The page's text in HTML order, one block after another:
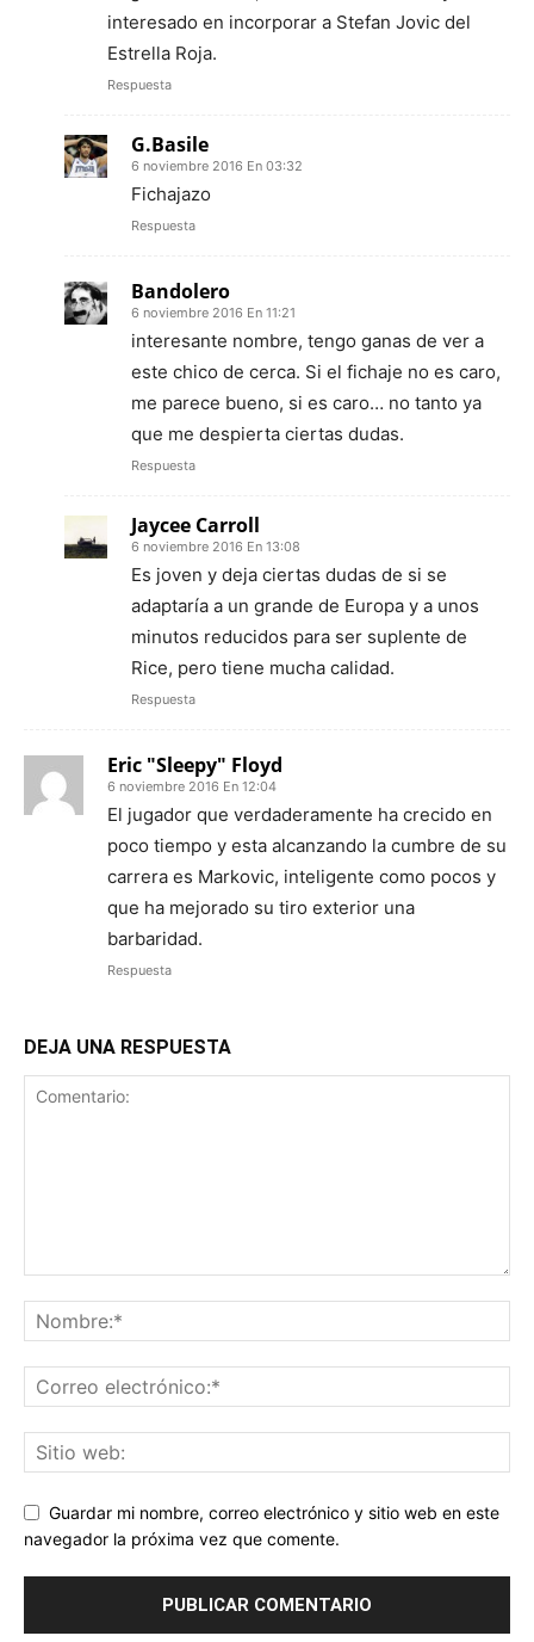
interesado en incorporar a Stefan Jovic del
Estrella Roja.
Respuesta
G.Basile
6 noviembre 2016 En 03:32
Fichajazo
Respuesta
Bandolero
6 noviembre 2016 En 11:21
interesante nombre, tengo ganas de ver a
este chico de cerca. Si el fichaje no es caro,
me parece bueno, si es caro… no tanto ya
que me despierta ciertas dudas.
Respuesta
Jaycee Carroll
6 noviembre 2016 En 13:08
Es joven y deja ciertas dudas de si se
adaptaría a un grande de Europa y a unos
minutos reducidos para ser suplente de
Rice, pero tiene mucha calidad.
Respuesta
Eric "Sleepy" Floyd
6 noviembre 2016 En 12:04
El jugador que verdaderamente ha crecido en
poco tiempo y esta alcanzando la cumbre de su
carrera es Markovic, inteligente como pocos y
que ha mejorado su tiro exterior una
barbaridad.
Respuesta
DEJA UNA RESPUESTA
Guardar mi nombre, correo electrónico y sitio web en este
navegador la próxima vez que comente.